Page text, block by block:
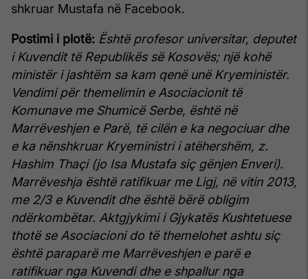
shkruar Mustafa në Facebook.
Postimi i plotë: Është profesor universitar, deputet
i Kuvendit të Republikës së Kosovës; një kohë
ministër i jashtëm sa kam qenë unë Kryeministër.
Vendimi për themelimin e Asociacionit të
Komunave me Shumicë Serbe, është në
Marrëveshjen e Parë, të cilën e ka negociuar dhe
e ka nënshkruar Kryeministri i atëhershëm, z.
Hashim Thaçi (jo Isa Mustafa siç gënjen Enveri).
Marrëveshja është ratifikuar me Ligj, në vitin 2013,
me 2/3 e Kuvendit dhe është bërë obligim
ndërkombëtar. Aktgjykimi i Gjykatës Kushtetuese
thotë se Asociacioni do të themelohet ashtu siç
është paraparë me Marrëveshjen e parë e
ratifikuar nga Kuvendi dhe e shpallur nga